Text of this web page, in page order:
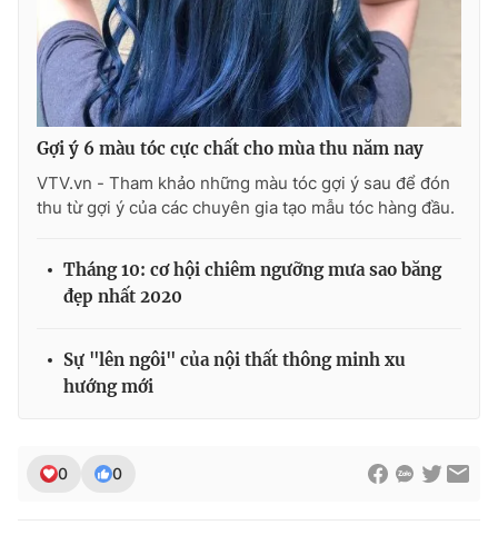
Gợi ý 6 màu tóc cực chất cho mùa thu năm nay
VTV.vn - Tham khảo những màu tóc gợi ý sau để đón
thu từ gợi ý của các chuyên gia tạo mẫu tóc hàng đầu.
Tháng 10: cơ hội chiêm ngưỡng mưa sao băng
đẹp nhất 2020
Sự "lên ngôi" của nội thất thông minh xu
hướng mới
0 0